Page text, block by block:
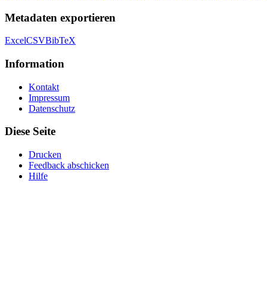
Metadaten exportieren
ExcelCSVBibTeX
Information
Kontakt
Impressum
Datenschutz
Diese Seite
Drucken
Feedback abschicken
Hilfe